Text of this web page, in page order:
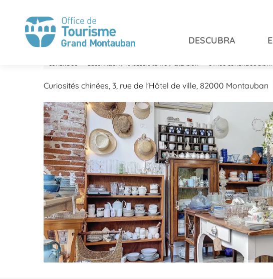
contenu
principal
DESCUBRA
Curiosités chinées
COMERCIOS DECORACIÓN / AMUEBLAMIENTO / CREACIÓN OTROS COMERCIOS
Curiosités chinées, 3, rue de l'Hôtel de ville, 82000 Montauban